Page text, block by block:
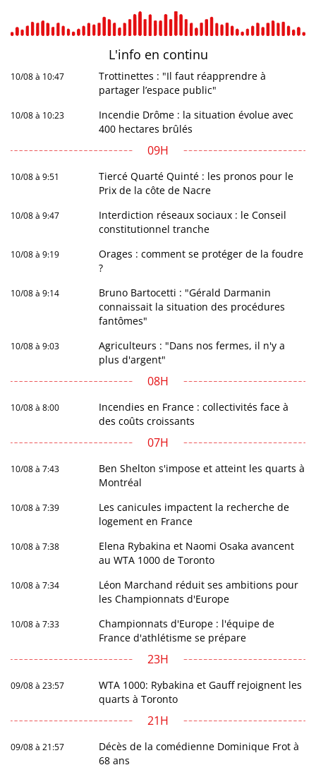
L'info en continu
10/08 à 10:47
Trottinettes : "Il faut réapprendre à
partager l’espace public"
10/08 à 10:23
Incendie Drôme : la situation évolue avec
400 hectares brûlés
09H
10/08 à 9:51
Tiercé Quarté Quinté : les pronos pour le
Prix de la côte de Nacre
10/08 à 9:47
Interdiction réseaux sociaux : le Conseil
constitutionnel tranche
10/08 à 9:19
Orages : comment se protéger de la foudre
?
10/08 à 9:14
Bruno Bartocetti : "Gérald Darmanin
connaissait la situation des procédures
fantômes"
10/08 à 9:03
Agriculteurs : "Dans nos fermes, il n'y a
plus d'argent"
08H
10/08 à 8:00
Incendies en France : collectivités face à
des coûts croissants
07H
10/08 à 7:43
Ben Shelton s'impose et atteint les quarts à
Montréal
10/08 à 7:39
Les canicules impactent la recherche de
logement en France
10/08 à 7:38
Elena Rybakina et Naomi Osaka avancent
au WTA 1000 de Toronto
10/08 à 7:34
Léon Marchand réduit ses ambitions pour
les Championnats d'Europe
10/08 à 7:33
Championnats d'Europe : l'équipe de
France d'athlétisme se prépare
23H
09/08 à 23:57
WTA 1000: Rybakina et Gauff rejoignent les
quarts à Toronto
21H
09/08 à 21:57
Décès de la comédienne Dominique Frot à
68 ans